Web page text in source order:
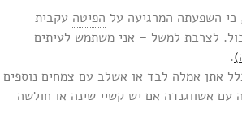
השפעתה המרגיעה על הפיטה עקבית
לצרבת למשל – אני משתמש לעיתים
.
אתן אמלה לבד או אשלב עם צמחים נוספים
אשווגנדה אם יש קשיי שינה או חולשה